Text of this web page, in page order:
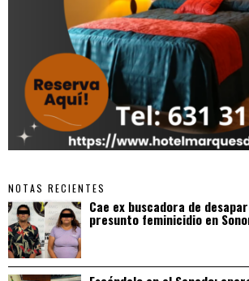
NOTAS RECIENTES
Cae ex buscadora de
presunto feminicidio en